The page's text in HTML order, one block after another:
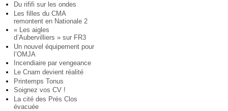
Du rififi sur les ondes
Les filles du CMA
remontent en Nationale 2
« Les aigles
d’Aubervilliers » sur FR3
Un nouvel équipement pour
l’OMJA
Incendiaire par vengeance
Le Cnam devient réalité
Printemps Tonus
Soignez vos CV !
La cité des Prés Clos
évacuée